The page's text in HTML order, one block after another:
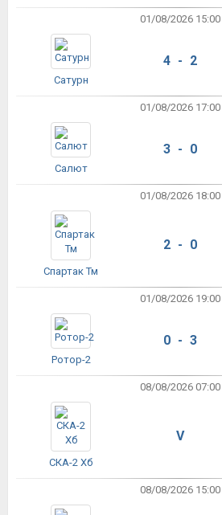
01/08/2026 15:00
Сатурн
4 - 2
01/08/2026 17:00
Салют
3 - 0
01/08/2026 18:00
Спартак Тм
2 - 0
01/08/2026 19:00
Ротор-2
0 - 3
08/08/2026 07:00
СКА-2 Хб
V
08/08/2026 15:00